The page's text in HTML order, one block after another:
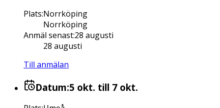
Plats:Norrköping
Norrköping
Anmäl senast:28 augusti
28 augusti
Till anmälan
Datum:5 okt. till 7 okt.